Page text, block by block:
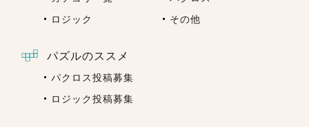
ロジック
その他
パズルのススメ
パクロス投稿募集
ロジック投稿募集